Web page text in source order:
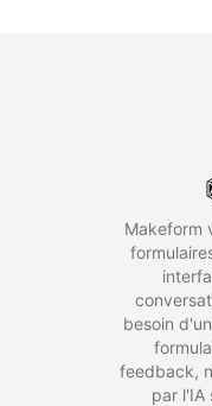
Makeform
besoin
feedback,
par l'IA